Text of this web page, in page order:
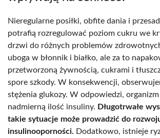
Nieregularne posiłki, obfite dania i
potrafią rozregulować poziom cukru we
drzwi do różnych problemów
uboga w błonnik i białko, ale za to
przetworzoną żywnością, cukrami i
spore szkody. W konsekwencji,
stężenia glukozy. W odpowiedzi,
nadmierną ilość insuliny. Długotrwałe
takie sytuacje może prowadzić do
insulinooporności. Dodatkowo, istnieje